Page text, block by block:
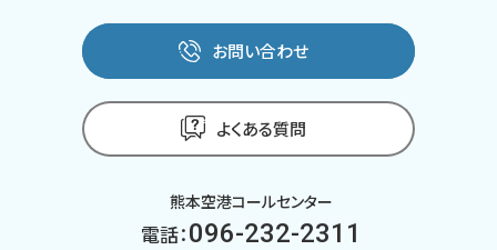
お問い合わせ
よくある質問
熊本空港コールセンター
電話：096-232-2311